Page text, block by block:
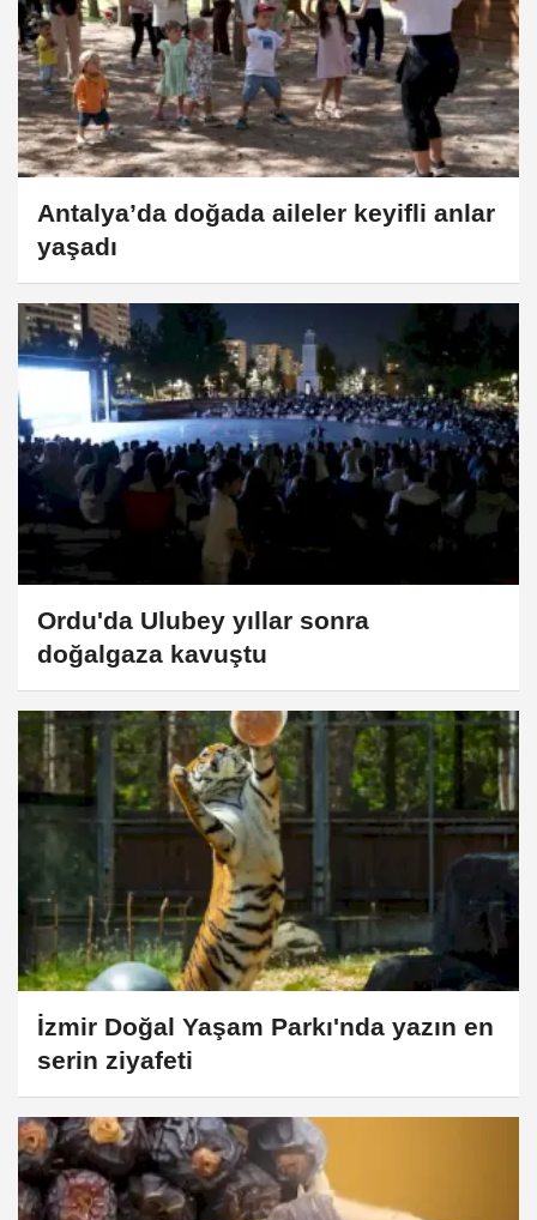
Antalya’da doğada aileler keyifli anlar
yaşadı
Ordu'da Ulubey yıllar sonra
doğalgaza kavuştu
İzmir Doğal Yaşam Parkı'nda yazın en
serin ziyafeti